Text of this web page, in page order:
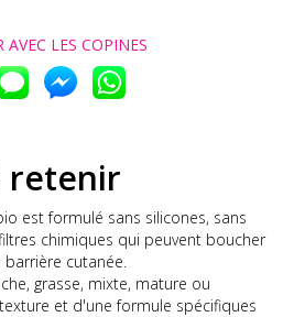
AVEC LES COPINES
retenir
est formulé sans silicones, sans
chimiques qui peuvent boucher
cutanée.
grasse, mixte, mature ou
et d'une formule spécifiques